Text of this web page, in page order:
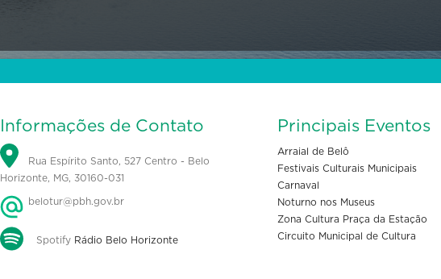
Informações de Contato
Rua Espírito Santo, 527 Centro - Belo
Horizonte, MG, 30160-031
belotur@pbh.gov.br
Spotify Rádio Belo Horizonte
Principais Eventos
Arraial de Belô
Festivais Culturais Municipais
Carnaval
Noturno nos Museus
Zona Cultura Praça da Estação
Circuito Municipal de Cultura